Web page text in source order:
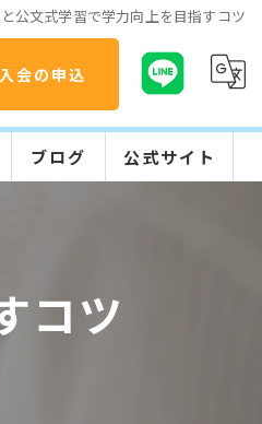
公文式学習で学力向上を目指すコツ
会の申込
ブログ 公式サイト
学習の流れ
コツ